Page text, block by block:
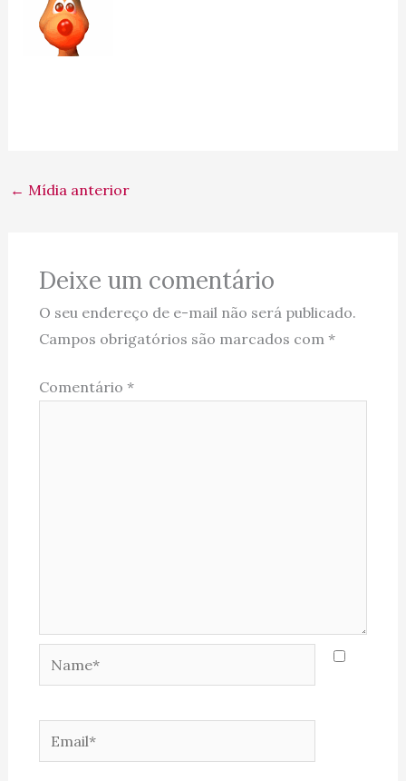
← Mídia anterior
Deixe um comentário
O seu endereço de e-mail não será publicado.
Campos obrigatórios são marcados com *
Comentário *